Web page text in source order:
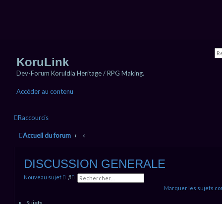
KoruLink
Dev-Forum Koruldia Heritage / RPG Making.
Accéder au contenu
Raccourcis
Accueil du forum
DISCUSSION GENERALE
Nouveau sujet
R R
e
Marquer les sujets